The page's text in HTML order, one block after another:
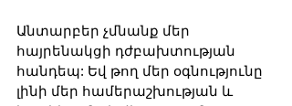
Անտարբեր չմնանք մեր
հայրենակցի դժբախտության
հանդեպ: Եվ թող մեր օգնությունը
լինի մեր համերաշխության և